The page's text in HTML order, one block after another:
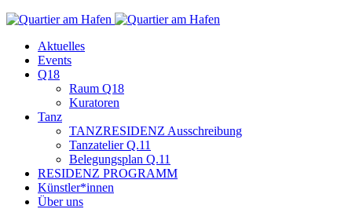
Aktuelles
Events
Q18
Raum Q18
Kuratoren
Tanz
TANZRESIDENZ Ausschreibung
Tanzatelier Q.11
Belegungsplan Q.11
RESIDENZ PROGRAMM
Künstler*innen
Über uns